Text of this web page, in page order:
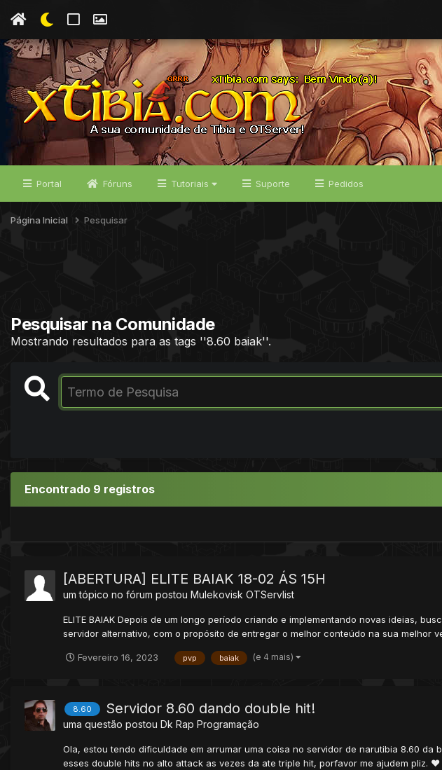
Portal Fóruns Tutoriais Suporte Pedidos
Página Inicial Pesquisar
Pesquisar na Comunidade
Mostrando resultados para as tags ''8.60 baiak''.
Encontrado 9 registros
[ABERTURA] ELITE BAIAK 18-02 ÁS 15H
um tópico no fórum postou Mulekovisk OTServlist
ELITE BAIAK Depois de um longo período criando e implementando novas ideias,
servidor alternativo, com o propósito de entregar o melhor conteúdo na sua melhor
Fevereiro 16, 2023 pvp baiak (e 4 mais)
8.60 Servidor 8.60 dando double hit!
uma questão postou Dk Rap Programação
Ola, estou tendo dificuldade em arrumar uma coisa no servidor de narutibia 8.60
esses double hits no alto attack as vezes da ate triple hit, porfavor me ajudem pliz. ❤️